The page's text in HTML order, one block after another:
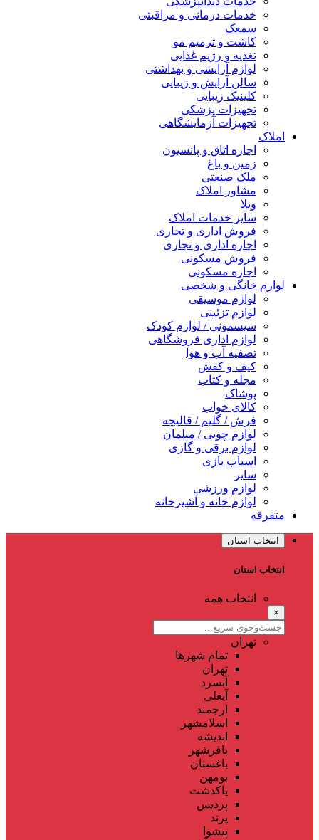
خدمات درمانی و مراقبتی
سمعک
کاشت و ترمیم مو
تغذیه و رژیم غذایی
لوازم آرایشی و بهداشتی
سالن آرایش و زیبایی
کلینیک زیبایی
تجهیزات پزشکی
تجهیزات آزمایشگاهی
املاک
اجاره اتاق و پانسیون
زمین و باغ
ملک صنعتی
مشاور املاک
ویلا
سایر خدمات املاک
فروش اداری و تجاری
اجاره اداری و تجاری
فروش مسکونی
اجاره مسکونی
لوازم خانگی و شخصی
لوازم موسیقی
لوازم تزئینی
سیسمونی / لوازم کودک
لوازم اداری فروشگاهی
تصفیه آب و هوا
کیف و کفش
مجله و کتاب
پوشاک
کالای خواب
فرش / گلیم / قالیچه
لوازم چوبی / مبلمان
لوازم برقی و گازی
اسباب بازی
سایر
لوازم ورزشی
لوازم خانه و آشپزخانه
متفرقه
انتخاب استان
انتخاب استان
انتخاب همه
×
تهران
تمام شهر‌ها
تهران
آبسرد
آبعلی
ارجمند
اسلامشهر
اندیشه
باقرشهر
باغستان
بومهن
پاکدشت
پردیس
پرند
پیشوا